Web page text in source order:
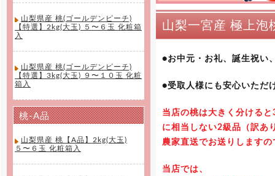
山梨一宮産 極上泡
●お中元・お礼、誕生祝い
●受取人様にも安心いただ
当店の桃は大きく分ける
に相当しない2級品（訳あ
農家直送でお送りします
当店では、
山梨県産 桃(ゴールデンピーチ)
【特選】2kg(大玉) ５〜６玉 化粧箱
入
山梨県産 桃(ゴールデンピーチ)
【特選】3kg(大玉) ９〜１０玉 化粧
箱入
桃-A品
山梨県産 桃【A品】2kg(大玉)
５〜６玉 化粧箱入